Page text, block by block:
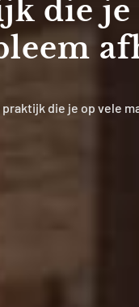
die je
die je op vele